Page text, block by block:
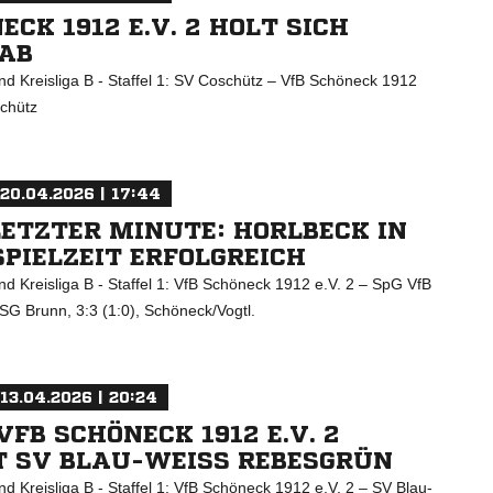
1912 E.V. 2 HOLT SICH
Kreisliga B - Staffel 1: SV Coschütz – VfB Schöneck 1912
20.04.2026 | 17:44
MINUTE: HORLBECK IN
ERFOLGREICH
Kreisliga B - Staffel 1: VfB Schöneck 1912 e.V. 2 – SpG VfB
Brunn, 3:3 (1:0), Schöneck/Vogtl.
13.04.2026 | 20:24
SCHÖNECK 1912 E.V. 2
SV BLAU-WEISS REBESGRÜN
Kreisliga B - Staffel 1: VfB Schöneck 1912 e.V. 2 – SV Blau-